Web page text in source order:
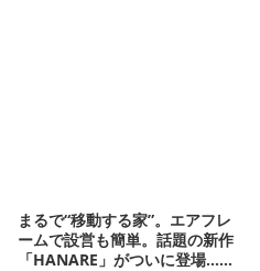
まるで“移動する家”。エアフレ
ームで設営も簡単。話題の新作
「HANARE」がついに登場…！